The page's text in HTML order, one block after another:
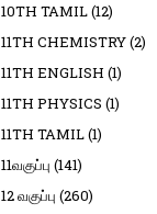
10TH TAMIL(12)
11TH CHEMISTRY(2)
11TH ENGLISH (1)
11TH PHYSICS (1)
11TH TAMIL(1)
11வகுப்பு (141)
12 வகுப்பு (260)